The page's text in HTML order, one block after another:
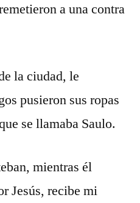
a una contra
la ciudad, le
pusieron sus ropas
se llamaba Saulo.
mientras él
Jesús, recibe mi